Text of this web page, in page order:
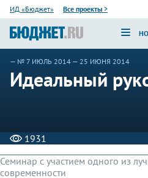
ИД «Бюджет» Все проекты >
— № 7 ИЮЛЬ 2014 — 25 ИЮНЯ 2014
Идеальный
1931
Семинар с участием одного из
современности